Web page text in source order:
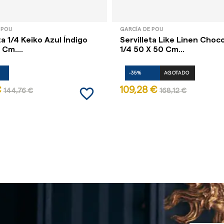
1/4 Keiko Azul Índigo
144,76 € favorite_border
GARCÍA DE POU
Servilleta Like Linen
1/4 50 X 50 Cm...
-35% AGOTADO
109,28 € 168,12 €